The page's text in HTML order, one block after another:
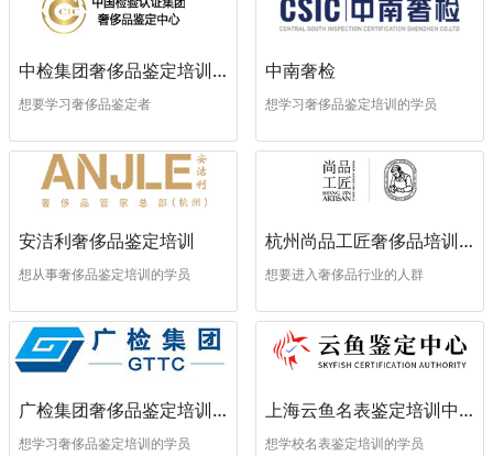
中检集团奢侈品鉴定培训中心
想要学习奢侈品鉴定者
中南奢检
想学习奢侈品鉴定培训的学员
安洁利奢侈品鉴定培训
想从事奢侈品鉴定培训的学员
杭州尚品工匠奢侈品培训学校
想要进入奢侈品行业的人群
广检集团奢侈品鉴定培训中心
想学习奢侈品鉴定培训的学员
上海云鱼名表鉴定培训中心
想学校名表鉴定培训的学员